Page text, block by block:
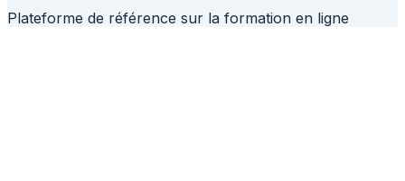
Plateforme de référence sur la formation en ligne